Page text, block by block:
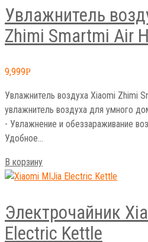
Увлажнитель
Zhimi Smartmi Air
9,999Р
Увлажнитель воздуха Xiaomi Zhimi
увлажнитель воздуха для умного
- Увлажнение и обеззараживание
Удобное…
В корзину
Электрочайник
Electric Kettle